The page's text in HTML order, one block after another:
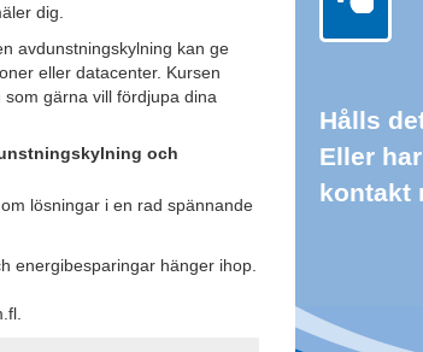
dig.
avdunstningskylning kan ge
eller datacenter. Kursen
gärna vill fördjupa dina
och
lösningar i en rad spännande
energibesparingar hänger ihop.
Hålls
Eller
kontakt